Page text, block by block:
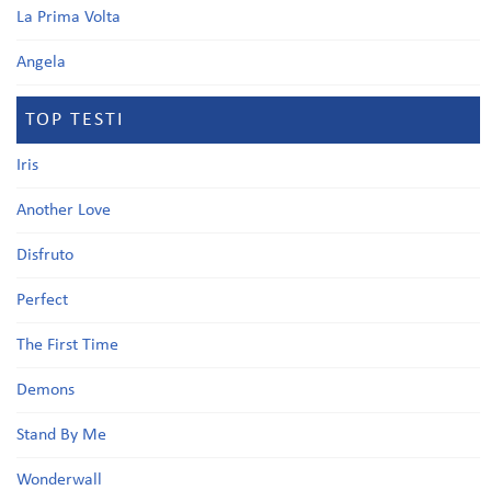
La Prima Volta
Angela
TOP TESTI
Iris
Another Love
Disfruto
Perfect
The First Time
Demons
Stand By Me
Wonderwall